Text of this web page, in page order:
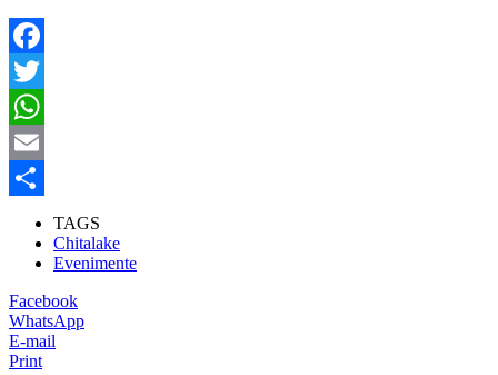
Facebook
Twitter
WhatsApp
Email
Partajează
TAGS
Chitalake
Evenimente
Facebook
WhatsApp
E-mail
Print